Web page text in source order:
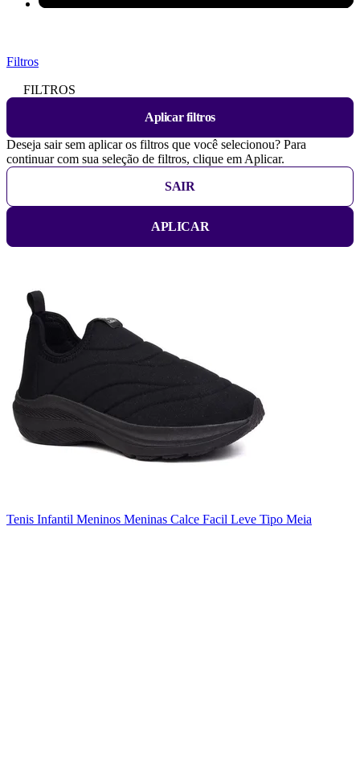
Filtros
FILTROS
Aplicar filtros
Deseja sair sem aplicar os filtros que você selecionou? Para
continuar com sua seleção de filtros, clique em Aplicar.
SAIR
APLICAR
Tenis Infantil Meninos Meninas Calce Facil Leve Tipo Meia